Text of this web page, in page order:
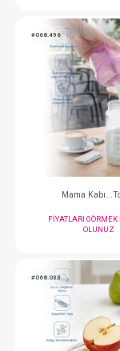
#068.747
Emzik
FIYATLARI